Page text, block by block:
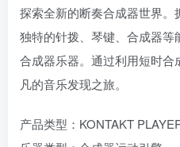
探索全新的断奏合成器世界
独特的针拨、琴键、合成器
合成器乐器。通过利用短时
凡的音乐发现之旅。
产品类型：KONTAKT